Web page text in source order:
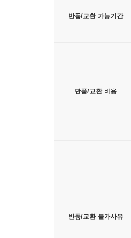
반품/교환 가능기간
반품/교환 비용
반품/교환 불가사유